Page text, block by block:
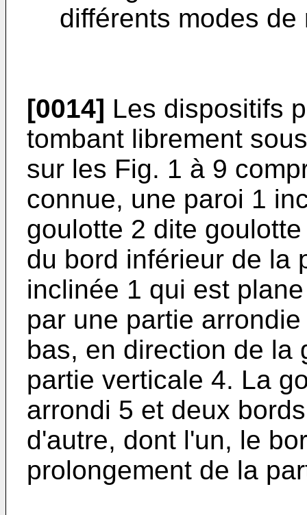
différents modes
[0014] Les dispositifs
tombant librement
sur les Fig. 1 à 9
connue, une paroi 1
goulotte 2 dite
du bord inférieur de la
inclinée 1 qui est
par une partie
bas, en direction de la
partie verticale 4. La
arrondi 5 et deux
d'autre, dont l'un, le
prolongement de la